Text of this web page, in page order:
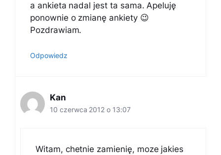
a ankieta nadal jest ta sama. Apeluję
ponownie o zmianę ankiety 😉
Pozdrawiam.
Odpowiedz
Kan
10 czerwca 2012 o 13:07
Witam, chetnie zamienię, moze jakies